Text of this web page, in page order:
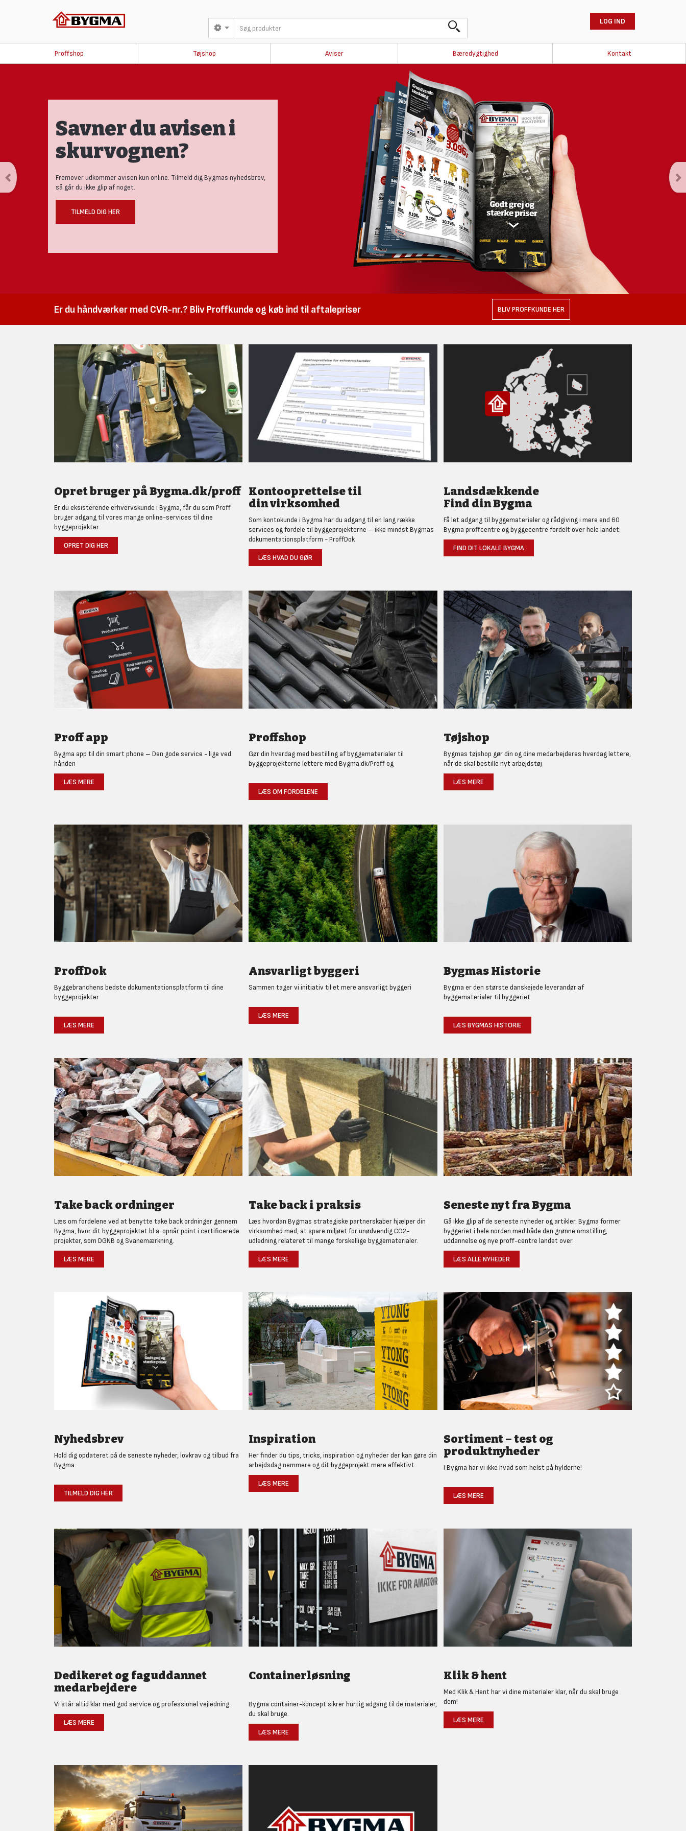
LOG IND
Proffshop Tøjshop Aviser Bæredygtighed Kontakt
Savner du avisen i
skurvognen?
Fremover udkommer avisen kun online. Tilmeld dig Bygmas nyhedsbrev,
så går du ikke glip af noget.
TILMELD DIG HER
Er du håndværker med CVR-nr.? Bliv Proffkunde og køb ind til aftalepriser BLIV PROFFKUNDE HER
Opret bruger på Bygma.dk/proff
Er du eksisterende erhvervskunde i Bygma, får du som Proff
bruger adgang til vores mange online-services til dine
byggeprojekter.
OPRET DIG HER
Kontooprettelse til
din virksomhed
Som kontokunde i Bygma har du adgang til en lang række
services og fordele til byggeprojekterne – ikke mindst Bygmas
dokumentationsplatform - ProffDok
LÆS HVAD DU GØR
Landsdækkende
Find din Bygma
Få let adgang til byggematerialer og rådgiving i mere end 60
Bygma proffcentre og byggecentre fordelt over hele landet.
FIND DIT LOKALE BYGMA
Proff app
Bygma app til din smart phone – Den gode service - lige ved
hånden
LÆS MERE
Proffshop
Gør din hverdag med bestilling af byggematerialer til
byggeprojekterne lettere med Bygma.dk/Proff og
LÆS OM FORDELENE
Tøjshop
Bygmas tøjshop gør din og dine medarbejderes hverdag lettere,
når de skal bestille nyt arbejdstøj
LÆS MERE
ProffDok
Byggebranchens bedste dokumentationsplatform til dine
byggeprojekter
LÆS MERE
Ansvarligt byggeri
Sammen tager vi initiativ til et mere ansvarligt byggeri
LÆS MERE
Bygmas Historie
Bygma er den største danskejede leverandør af
byggematerialer til byggeriet
LÆS BYGMAS HISTORIE
Take back ordninger
Læs om fordelene ved at benytte take back ordninger gennem
Bygma, hvor dit byggeprojektet bl.a. opnår point i certificerede
projekter, som DGNB og Svanemærkning.
LÆS MERE
Take back i praksis
Læs hvordan Bygmas strategiske partnerskaber hjælper din
virksomhed med, at spare miljøet for unødvendig CO2-
udledning relateret til mange forskellige byggematerialer.
LÆS MERE
Seneste nyt fra Bygma
Gå ikke glip af de seneste nyheder og artikler. Bygma former
byggeriet i hele norden med både den grønne omstilling,
uddannelse og nye proff-centre landet over.
LÆS ALLE NYHEDER
Nyhedsbrev
Hold dig opdateret på de seneste nyheder, lovkrav og tilbud fra
Bygma.
TILMELD DIG HER
Inspiration
Her finder du tips, tricks, inspiration og nyheder der kan gøre din
arbejdsdag nemmere og dit byggeprojekt mere effektivt.
LÆS MERE
Sortiment – test og
produktnyheder
I Bygma har vi ikke hvad som helst på hylderne!
LÆS MERE
Dedikeret og faguddannet
medarbejdere
Vi står altid klar med god service og professionel vejledning.
LÆS MERE
Containerløsning
Bygma container-koncept sikrer hurtig adgang til de materialer,
du skal bruge.
LÆS MERE
Klik & hent
Med Klik & Hent har vi dine materialer klar, når du skal bruge
dem!
LÆS MERE